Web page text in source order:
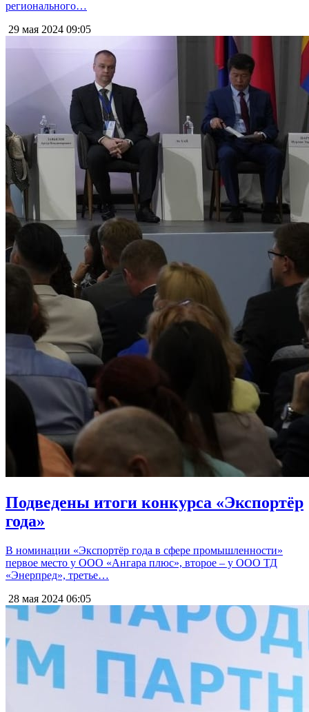
регионального…
29 мая 2024 09:05
Подведены итоги конкурса «Экспортёр
года»
В номинации «Экспортёр года в сфере промышленности»
первое место у ООО «Ангара плюс», второе – у ООО ТД
«Энерпред», третье…
28 мая 2024 06:05